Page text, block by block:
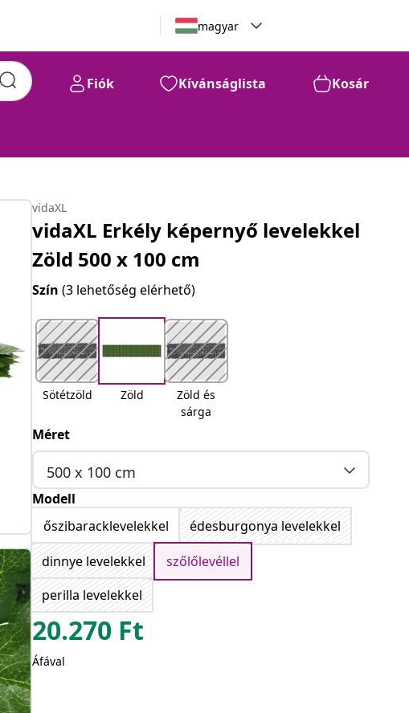
magyar
Fiók Kívánságlista Kosár
vidaXL
vidaXL Erkély képernyő levelekkel
Zöld 500 x 100 cm
Szín(3 lehetőség elérhető)
Sötétzöld Zöld
Zöld és
sárga
Méret
500 x 100 cm
Modell
őszibaracklevelekkel
édesburgonya levelekkel
dinnye levelekkel
szőlőlevéllel
perilla levelekkel
20.270 Ft
Áfával